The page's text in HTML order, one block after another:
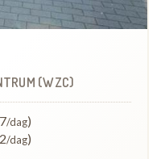
(WZC)
/dag)
/dag)